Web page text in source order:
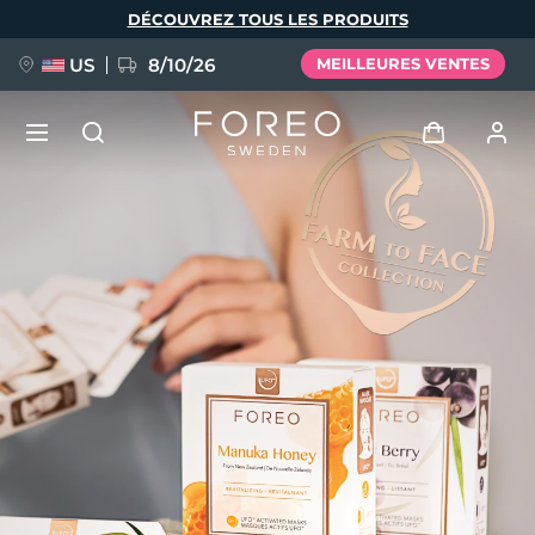
DÉCOUVREZ TOUS LES PRODUITS
US 8/10/26 MEILLEURES VENTES
Se connecter
Profil de l'utilisateur
Mes appareils
Mes commandes
Mes adresses
Mes abonnements
FAQ™ Pure Beauty-Tech Elixir
BREAKING NEWS
issa™ Teeth Whitening Set
English Deutsch
Español
Français
Italiano
Português
Polski
Svenska
Русский
简体中文 繁體中文